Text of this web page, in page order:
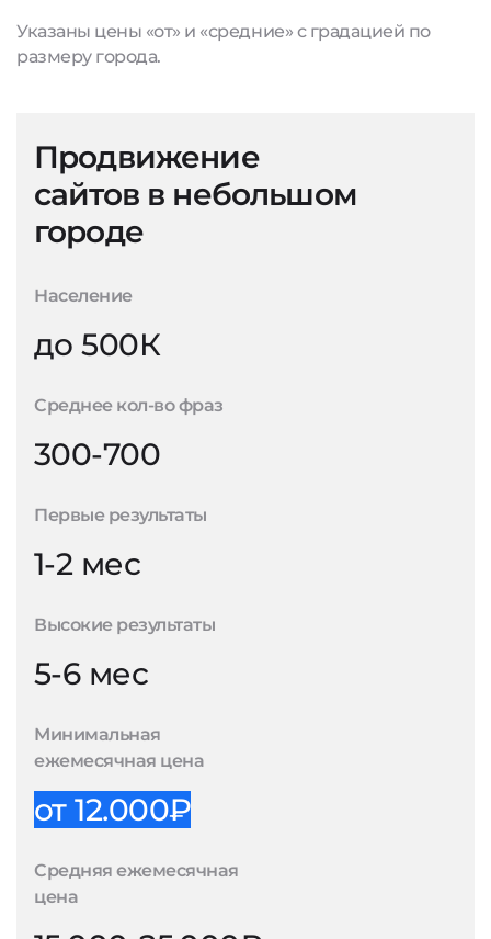
Указаны цены «от» и «средние» с градацией по
размеру города.
Продвижение
сайтов в небольшом
городе
Население
до 500К
Среднее кол-во фраз
300-700
Первые результаты
1-2 мес
Высокие результаты
5-6 мес
Минимальная
ежемесячная цена
от 12.000₽
Средняя ежемесячная
цена